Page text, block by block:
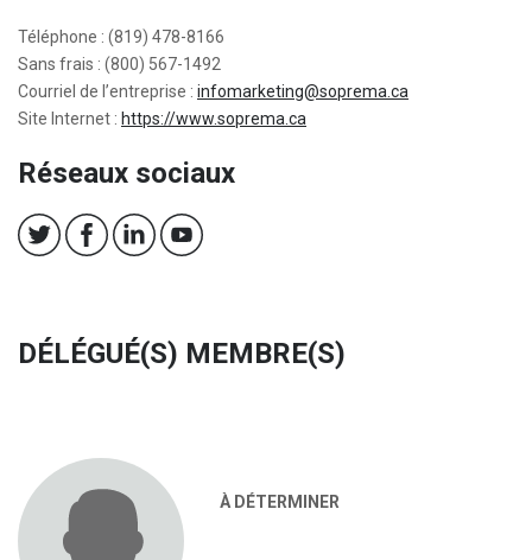
Téléphone : (819) 478-8166
Sans frais : (800) 567-1492
Courriel de l’entreprise : infomarketing@soprema.ca
Site Internet : https://www.soprema.ca
Réseaux sociaux
DÉLÉGUÉ(S) MEMBRE(S)
À DÉTERMINER